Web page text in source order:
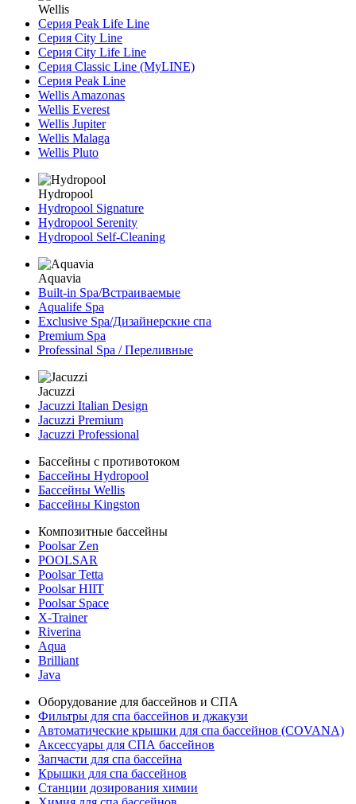
Wellis
Серия Peak Life Line
Серия City Line
Серия City Life Line
Серия Classic Line (MyLINE)
Серия Peak Line
Wellis Amazonas
Wellis Everest
Wellis Jupiter
Wellis Malaga
Wellis Pluto
Hydropool
Hydropool Signature
Hydropool Serenity
Hydropool Self-Сleaning
Aquavia
Built-in Spa/Встраиваемые
Aqualife Spa
Exclusive Spa/Дизайнерские спа
Premium Spa
Professinal Spa / Переливные
Jacuzzi
Jacuzzi Italian Design
Jacuzzi Premium
Jacuzzi Professional
Бассейны с противотоком
Бассейны Hydropool
Бассейны Wellis
Бассейны Kingston
Композитные бассейны
Poolsar Zen
POOLSAR
Poolsar Tetta
Poolsar HIIT
Poolsar Space
X-Trainer
Riverina
Aqua
Brilliant
Java
Оборудование для бассейнов и СПА
Фильтры для спа бассейнов и джакузи
Автоматические крышки для спа бассейнов (COVANA)
Аксессуары для СПА бассейнов
Запчасти для спа бассейна
Крышки для спа бассейнов
Станции дозирования химии